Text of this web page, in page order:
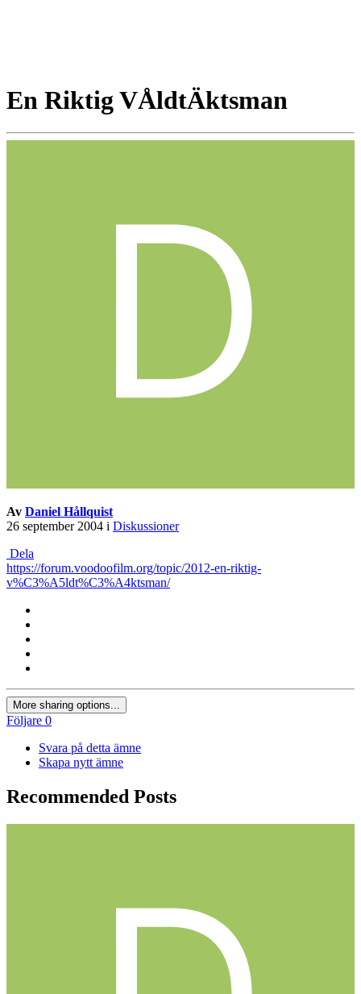
En Riktig VÅldtÄktsman
Av Daniel Hållquist
26 september 2004 i Diskussioner
Dela
https://forum.voodoofilm.org/topic/2012-en-riktig-
v%C3%A5ldt%C3%A4ktsman/
More sharing options...
Följare 0
Svara på detta ämne
Skapa nytt ämne
Recommended Posts